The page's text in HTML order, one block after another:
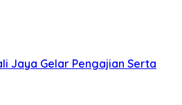
Jaya Gelar Pengajian Serta